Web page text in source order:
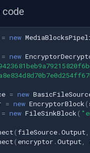
code
= new
= new
= new
= new EncryptorBlock (
= new FileSinkBlock (
(fileSource.Output
( encryptor .Output